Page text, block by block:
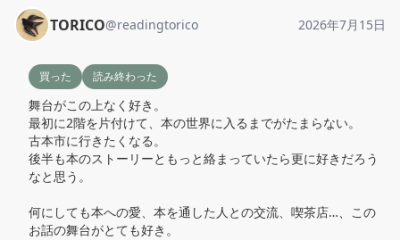
TORICO@readingtorico 2026年7月15日
買った 読み終わった
舞台がこの上なく好き。
最初に2階を片付けて、本の世界に入るまでがたまらない。
古本市に行きたくなる。
後半も本のストーリーともっと絡まっていたら更に好きだろう
なと思う。
何にしても本への愛、本を通した人との交流、喫茶店…、この
お話の舞台がとても好き。